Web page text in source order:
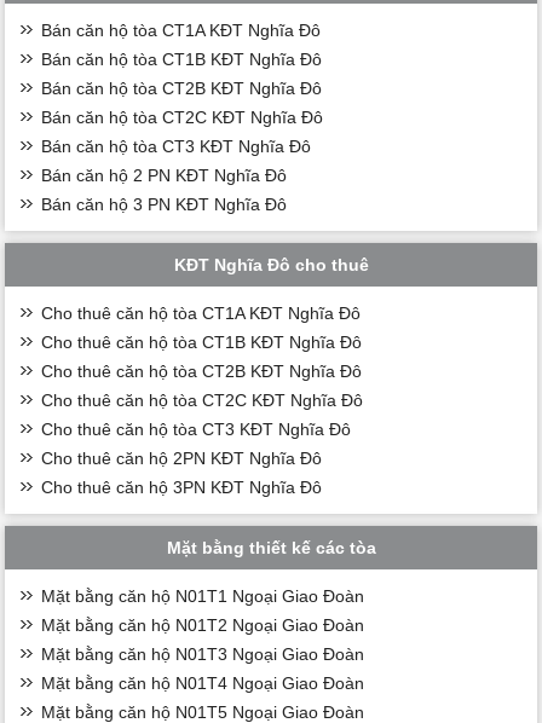
Bán căn hộ tòa CT1A KĐT Nghĩa Đô
Bán căn hộ tòa CT1B KĐT Nghĩa Đô
Bán căn hộ tòa CT2B KĐT Nghĩa Đô
Bán căn hộ tòa CT2C KĐT Nghĩa Đô
Bán căn hộ tòa CT3 KĐT Nghĩa Đô
Bán căn hộ 2 PN KĐT Nghĩa Đô
Bán căn hộ 3 PN KĐT Nghĩa Đô
KĐT Nghĩa Đô cho thuê
Cho thuê căn hộ tòa CT1A KĐT Nghĩa Đô
Cho thuê căn hộ tòa CT1B KĐT Nghĩa Đô
Cho thuê căn hộ tòa CT2B KĐT Nghĩa Đô
Cho thuê căn hộ tòa CT2C KĐT Nghĩa Đô
Cho thuê căn hộ tòa CT3 KĐT Nghĩa Đô
Cho thuê căn hộ 2PN KĐT Nghĩa Đô
Cho thuê căn hộ 3PN KĐT Nghĩa Đô
Mặt bằng thiết kế các tòa
Mặt bằng căn hộ N01T1 Ngoại Giao Đoàn
Mặt bằng căn hộ N01T2 Ngoại Giao Đoàn
Mặt bằng căn hộ N01T3 Ngoại Giao Đoàn
Mặt bằng căn hộ N01T4 Ngoại Giao Đoàn
Mặt bằng căn hộ N01T5 Ngoại Giao Đoàn